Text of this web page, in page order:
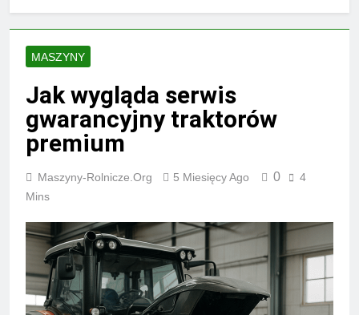
MASZYNY
Jak wygląda serwis
gwarancyjny traktorów
premium
Maszyny-Rolnicze.org 5 Miesięcy Ago 0
4
Mins